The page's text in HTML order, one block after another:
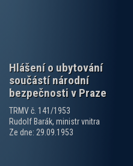
Hlášení o ubytování
součástí národní
bezpečnosti v Praze
TRMV č. 141/1953
Rudolf Barák, ministr vnitra
Ze dne: 29.09.1953